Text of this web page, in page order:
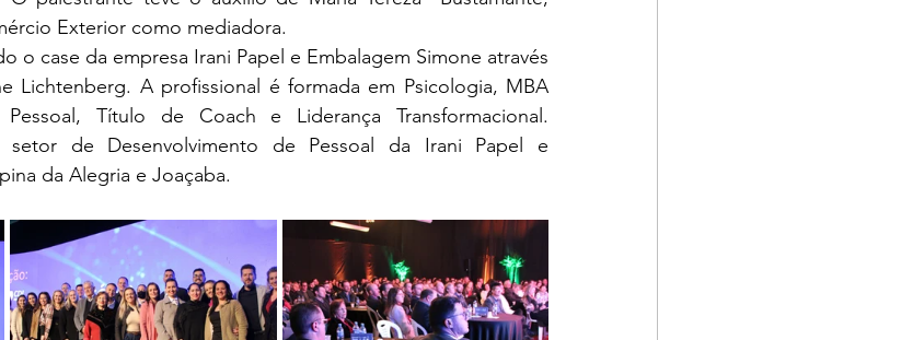
Exterior como mediadora.
o case da empresa Irani Papel e Embalagem Simone através
Lichtenberg. A profissional é formada em Psicologia, MBA
Título de Coach e Liderança Transformacional.
setor de Desenvolvimento de Pessoal da Irani Papel e
da Alegria e Joaçaba.